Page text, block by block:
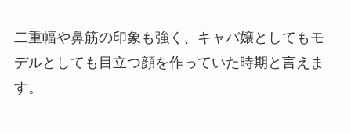
二重幅や鼻筋の印象も強く、キャバ嬢としてもモ
デルとしても目立つ顔を作っていた時期と言えま
す。